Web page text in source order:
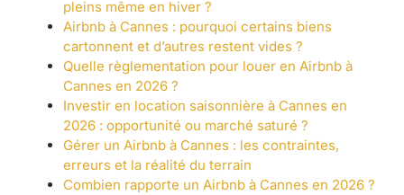
pleins même en hiver ?
Airbnb à Cannes : pourquoi certains biens
cartonnent et d’autres restent vides ?
Quelle règlementation pour louer en Airbnb à
Cannes en 2026 ?
Investir en location saisonnière à Cannes en
2026 : opportunité ou marché saturé ?
Gérer un Airbnb à Cannes : les contraintes,
erreurs et la réalité du terrain
Combien rapporte un Airbnb à Cannes en 2026 ?